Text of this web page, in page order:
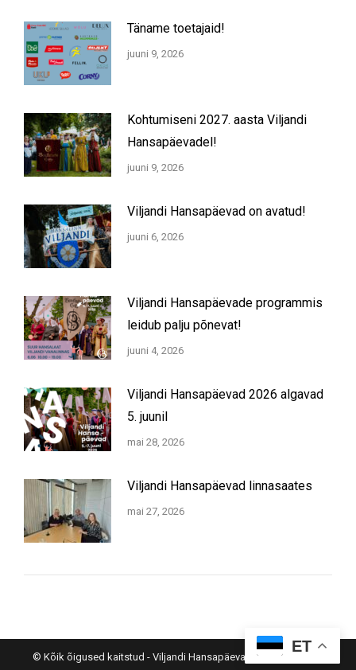
Täname toetajaid!
juuni 9, 2026
Kohtumiseni 2027. aasta Viljandi
Hansapäevadel!
juuni 9, 2026
Viljandi Hansapäevad on avatud!
juuni 6, 2026
Viljandi Hansapäevade programmis
leidub palju põnevat!
juuni 4, 2026
Viljandi Hansapäevad 2026 algavad
5. juunil
mai 28, 2026
Viljandi Hansapäevad linnasaates
mai 27, 2026
© Kõik õigused kaitstud - Viljandi Hansapäevad | Meedia Disain
ET